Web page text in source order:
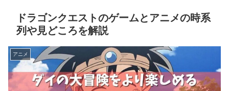
ドラゴンクエストのゲームとアニメの時系
列や見どころを解説
アニメ